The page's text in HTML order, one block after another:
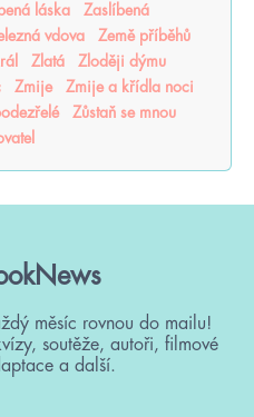
láska
Zaslíbená
vdova
Země příběhů
Zlatá
Zloději dýmu
Zmije
Zmije a křídla noci
Zůstaň se mnou
měsíc rovnou do mailu!
soutěže, autoři, filmové
a další.